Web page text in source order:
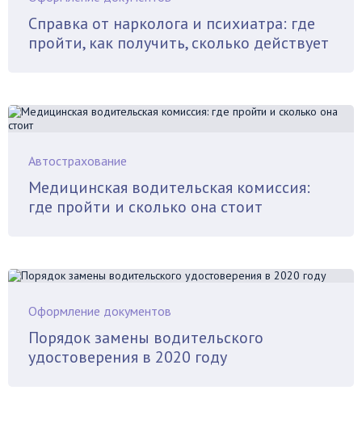
Справка от нарколога и психиатра: где
пройти, как получить, сколько действует
Автострахование
Медицинская водительская комиссия:
где пройти и сколько она стоит
Оформление документов
Порядок замены водительского
удостоверения в 2020 году